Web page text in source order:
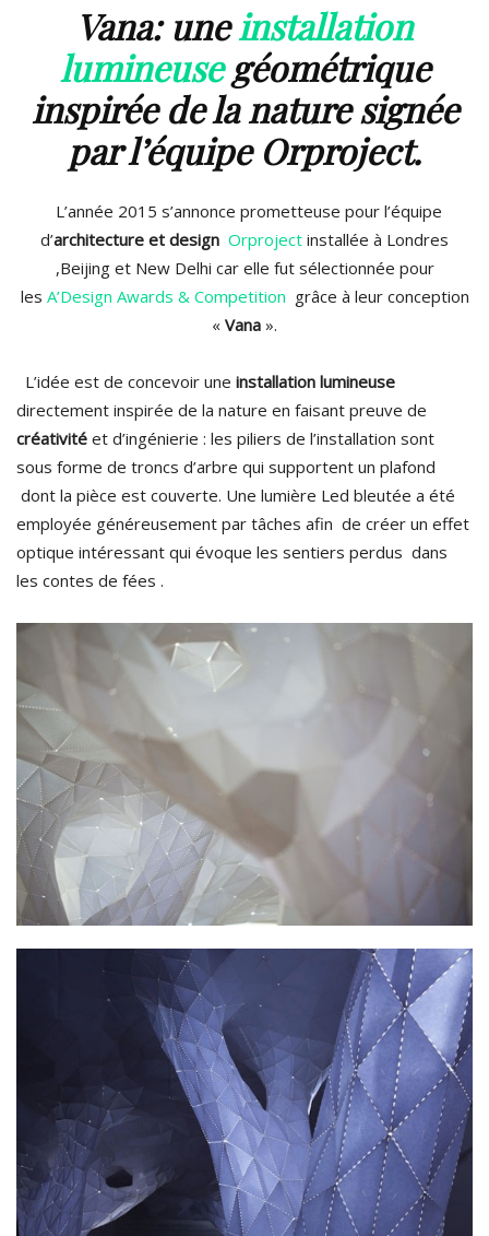
Vana: uneinstallation
lumineusegéométrique
inspirée de la nature signée
par l’équipe Orproject.
L’année 2015 s’annonce prometteuse pour l’équipe
d’architecture et design Orproject installée à Londres
,Beijing et New Delhi car elle fut sélectionnée pour
les A’Design Awards & Competition grâce à leur conception
« Vana ».
L’idée est de concevoir une installation lumineuse
directement inspirée de la nature en faisant preuve de
créativité et d’ingénierie : les piliers de l’installation sont
sous forme de troncs d’arbre qui supportent un plafond
dont la pièce est couverte. Une lumière Led bleutée a été
employée généreusement par tâches afin de créer un effet
optique intéressant qui évoque les sentiers perdus dans
les contes de fées .